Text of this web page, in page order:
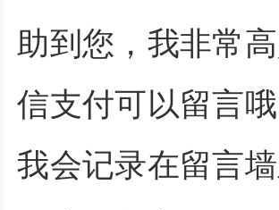
助到您，我非常
信支付可以留言
我会记录在留言墙